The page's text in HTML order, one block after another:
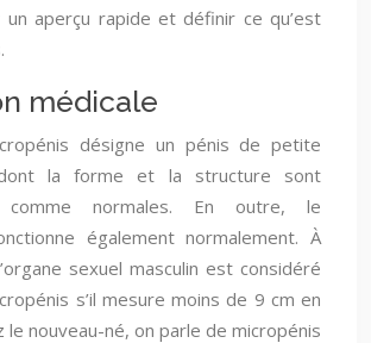
un aperçu rapide et définir ce qu’est
médicale
désigne un pénis de petite
la forme et la structure sont
comme normales. En outre, le
également normalement. À
sexuel masculin est considéré
s’il mesure moins de 9 cm en
le nouveau-né, on parle de micropénis